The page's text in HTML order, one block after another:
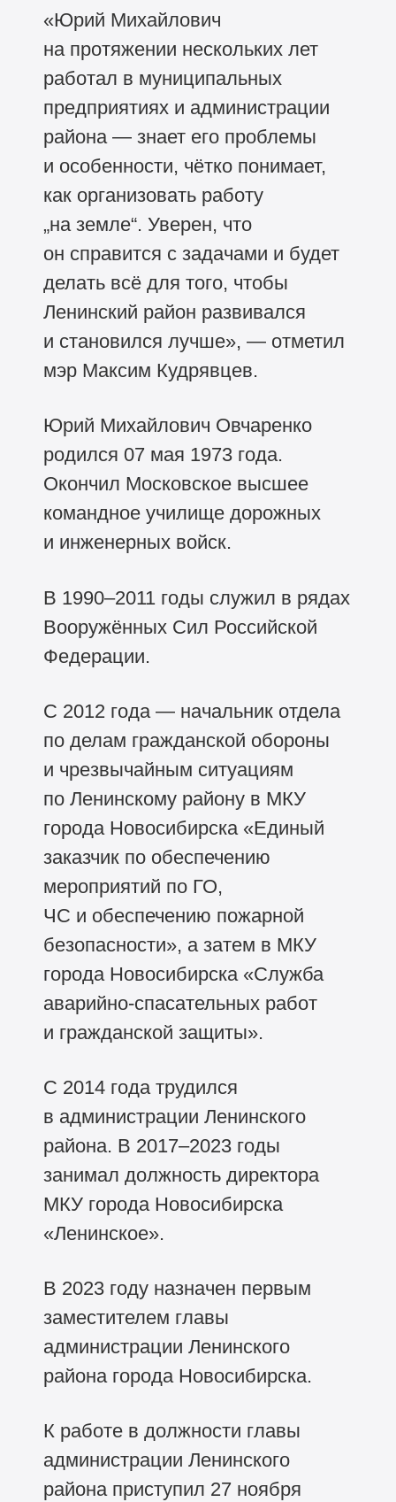
«Юрий Михайлович
на протяжении нескольких лет
работал в муниципальных
предприятиях и администрации
района — знает его проблемы
и особенности, чётко понимает,
как организовать работу
„на земле“. Уверен, что
он справится с задачами и будет
делать всё для того, чтобы
Ленинский район развивался
и становился лучше», — отметил
мэр Максим Кудрявцев.
Юрий Михайлович Овчаренко
родился 07 мая 1973 года.
Окончил Московское высшее
командное училище дорожных
и инженерных войск.
В 1990–2011 годы служил в рядах
Вооружённых Сил Российской
Федерации.
С 2012 года — начальник отдела
по делам гражданской обороны
и чрезвычайным ситуациям
по Ленинскому району в МКУ
города Новосибирска «Единый
заказчик по обеспечению
мероприятий по ГО,
ЧС и обеспечению пожарной
безопасности», а затем в МКУ
города Новосибирска «Служба
аварийно-спасательных работ
и гражданской защиты».
С 2014 года трудился
в администрации Ленинского
района. В 2017–2023годы
занимал должность директора
МКУ города Новосибирска
«Ленинское».
В 2023 году назначен первым
заместителем главы
администрации Ленинского
района города Новосибирска.
К работе в должности главы
администрации Ленинского
района приступил 27 ноября